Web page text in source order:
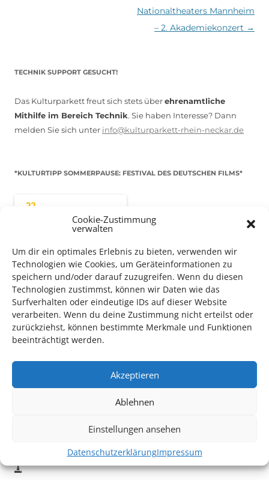
Cookie-Zustimmung
verwalten
Um dir ein optimales Erlebnis zu bieten, verwenden wir
Technologien wie Cookies, um Geräteinformationen zu
speichern und/oder darauf zuzugreifen. Wenn du diesen
Technologien zustimmst, können wir Daten wie das
Surfverhalten oder eindeutige IDs auf dieser Website
verarbeiten. Wenn du deine Zustimmung nicht erteilst oder
zurückziehst, können bestimmte Merkmale und Funktionen
beeinträchtigt werden.
Akzeptieren
Ablehnen
Einstellungen ansehen
DatenschutzerklärungImpressum
Nationaltheaters Mannheim
– 2. Akademiekonzert →
TECHNIK SUPPORT GESUCHT!
Das Kulturparkett freut sich stets überehrenamtliche
Mithilfe im Bereich Technik. Sie haben Interesse? Dann
melden Sie sich unter info@kulturparkett-rhein-neckar.de
*KULTURTIPP SOMMERPAUSE: FESTIVAL DES DEUTSCHEN FILMS*
Auch dieses Jahr findet wieder dasFestival des deutschen
Filmsin Ludwigshafen statt.
Minuten vor Beginn des Films und solange der Vorrat reicht!
Weitere Details zum Festival finden Sie